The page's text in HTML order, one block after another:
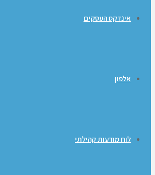
אינדקס העסקים
אלפון
לוח מודעות קהילתי